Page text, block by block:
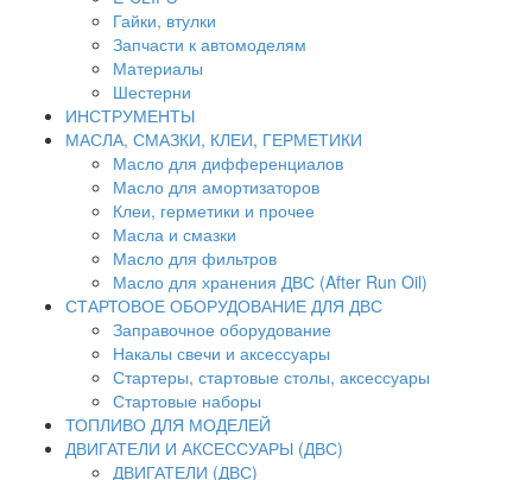
Гайки, втулки
Запчасти к автомоделям
Материалы
Шестерни
ИНСТРУМЕНТЫ
МАСЛА, СМАЗКИ, КЛЕИ, ГЕРМЕТИКИ
Масло для дифференциалов
Масло для амортизаторов
Клеи, герметики и прочее
Масла и смазки
Масло для фильтров
Масло для хранения ДВС (After Run Oil)
СТАРТОВОЕ ОБОРУДОВАНИЕ ДЛЯ ДВС
Заправочное оборудование
Накалы свечи и аксессуары
Стартеры, стартовые столы, аксессуары
Стартовые наборы
ТОПЛИВО ДЛЯ МОДЕЛЕЙ
ДВИГАТЕЛИ И АКСЕССУАРЫ (ДВС)
ДВИГАТЕЛИ (ДВС)